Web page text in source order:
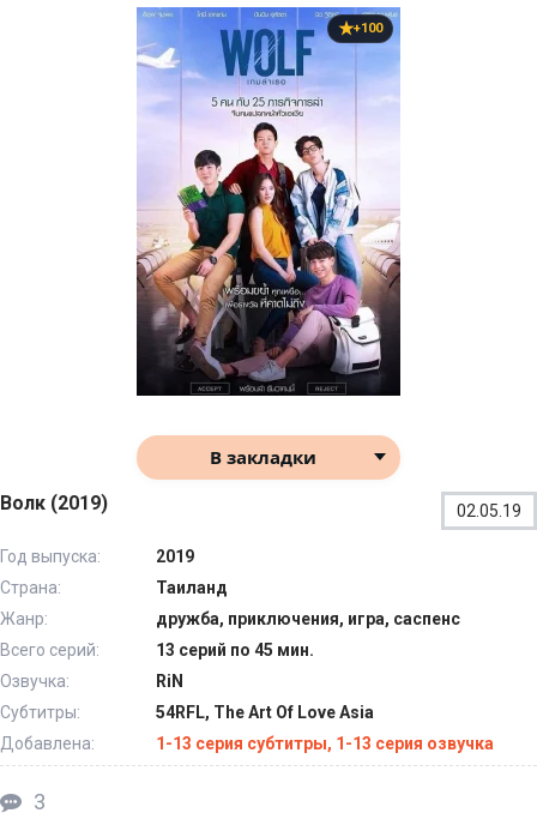
+100
В закладки
Волк (2019) 02.05.19
Год выпуска:
2019
Страна:
Таиланд
Жанр:
дружба, приключения, игра, саспенс
Всего серий:
13 серий по 45 мин.
Озвучка:
RiN
Субтитры:
54RFL, The Art Of Love Asia
Добавлена:
1-13 серия субтитры, 1-13 серия озвучка
3